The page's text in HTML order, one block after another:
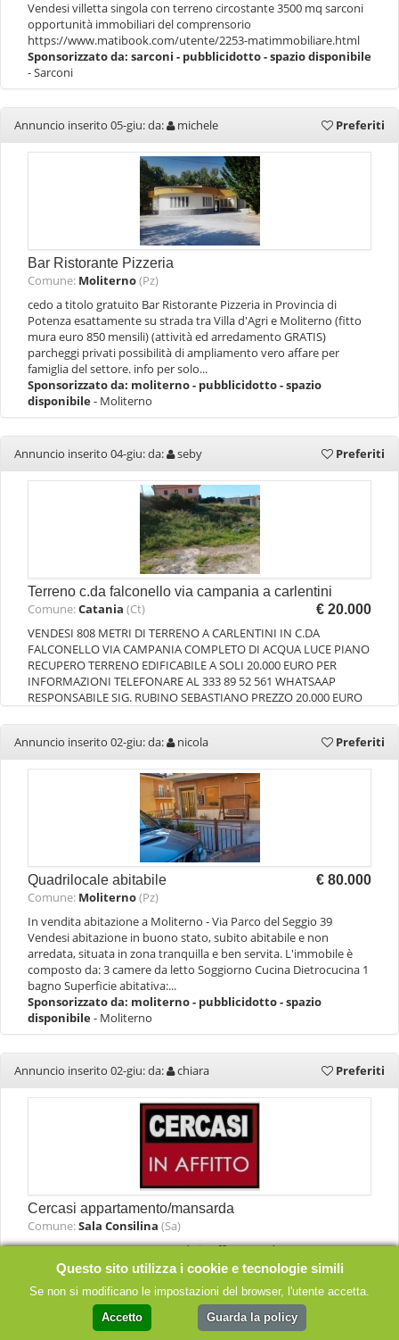
Vendesi villetta singola con terreno circostante 3500 mq sarconi
opportunità immobiliari del comprensorio
https://www.matibook.com/utente/2253-matimmobiliare.html
Sponsorizzato da: sarconi - pubblicidotto - spazio disponibile
- Sarconi
Annuncio inserito 05-giu: da: michele Preferiti
Bar Ristorante Pizzeria
Comune: Moliterno(Pz)
cedo a titolo gratuito Bar Ristorante Pizzeria in Provincia di
Potenza esattamente su strada tra Villa d'Agri e Moliterno (fitto
mura euro 850 mensili) (attività ed arredamento GRATIS)
parcheggi privati possibilità di ampliamento vero affare per
famiglia del settore. info per solo...
Sponsorizzato da: moliterno - pubblicidotto - spazio
disponibile- Moliterno
Annuncio inserito 04-giu: da: seby Preferiti
Terreno c.da falconello via campania a carlentini
€ 20.000
Comune:Catania (Ct)
VENDESI 808 METRI DI TERRENO A CARLENTINI IN C.DA
FALCONELLO VIA CAMPANIA COMPLETO DI ACQUA LUCE PIANO
RECUPERO TERRENO EDIFICABILE A SOLI 20.000 EURO PER
INFORMAZIONI TELEFONARE AL 333 89 52 561 WHATSAAP
RESPONSABILE SIG. RUBINO SEBASTIANO PREZZO 20.000 EURO
Annuncio inserito 02-giu: da: nicola Preferiti
Quadrilocale abitabile € 80.000
Comune: Moliterno(Pz)
In vendita abitazione a Moliterno - Via Parco del Seggio 39
Vendesi abitazione in buono stato, subito abitabile e non
arredata, situata in zona tranquilla e ben servita. L'immobile è
composto da: 3 camere da letto Soggiorno Cucina Dietrocucina 1
bagno Superficie abitativa:...
Sponsorizzato da: moliterno - pubblicidotto - spazio
disponibile- Moliterno
Annuncio inserito 02-giu: da: chiara Preferiti
Cercasi appartamento/mansarda
Comune:Sala Consilina (Sa)
Cerco appartamento/mansarda in affitto arredato per una
persona Sala Consilina o zone limitrofe
Sponsorizzato da:sala consilina - pubblicidotto - spazio
- Sala Consilina
Questo sito utilizza i cookie e tecnologie simili
Se non si modificano le impostazioni del browser, l'utente accetta.
Accetto
Guarda la policy